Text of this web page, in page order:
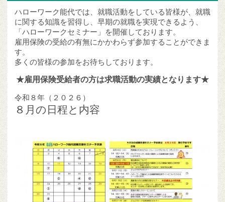
ハローワーク能代では、就職活動をしている皆様が、就職
に関する知識を習得し、早期の就職を実現できるよう、
「ハローワークセミナー」を開催しております。
雇用保険の受給の有無にかかわらず参加することができま
す。
多くの皆様の参加をお待ちしております。
★雇用保険受給者の方は求職活動の実績となります★
令和８年（２０２６）
８月の日程と内容